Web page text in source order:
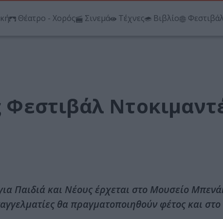
Θέατρο - Χορός Σινεμά Τέχνες Βιβλίο
Παιδιά και Νέους έρχεται στο Μουσείο
θα πραγματοποιηθούν φέτος και στο